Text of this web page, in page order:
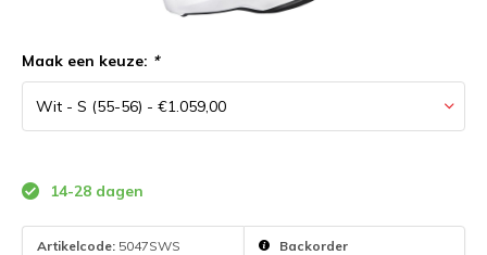
Maak een keuze: *
14-28 dagen
Artikelcode: 5047SWS Backorder